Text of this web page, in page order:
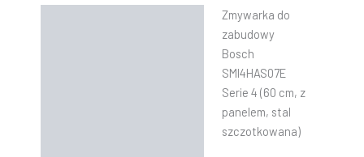
Zmywarka do
zabudowy
Bosch
SMI4HAS07E
Serie 4 (60 cm, z
panelem, stal
szczotkowana)